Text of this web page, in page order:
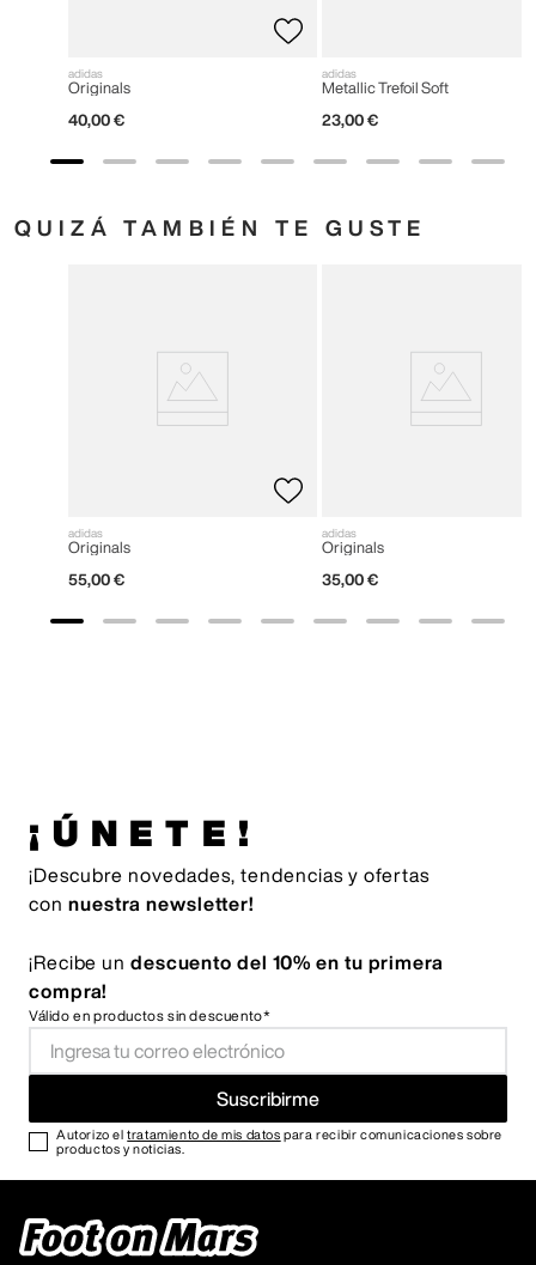
adidas
Originals
40,00 €
adidas
Metallic Trefoil Soft
23,00 €
QUIZÁ TAMBIÉN TE GUSTE
adidas
Originals
55,00 €
adidas
Originals
35,00 €
¡ÚNETE!
¡Descubre novedades, tendencias y ofertas
con nuestra newsletter!
¡Recibe un descuento del 10% en tu primera
compra!
Válido en productos sin descuento*
Suscribirme
Autorizo eltratamiento de mis datos para recibir comunicaciones sobre
productos y noticias.